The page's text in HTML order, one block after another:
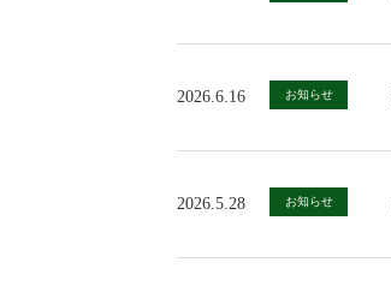
2026.6.16 お知らせ
2026.5.28 お知らせ